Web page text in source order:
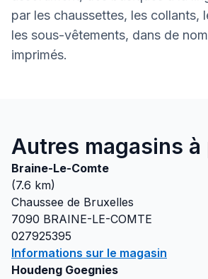
par les chaussettes, les collants,
les sous-vêtements, dans de
imprimés.
Autres magasins à
Braine-Le-Comte
(7.6 km)
Chaussee de Bruxelles
7090 BRAINE-LE-COMTE
027925395
Informations sur le magasin
Houdeng Goegnies